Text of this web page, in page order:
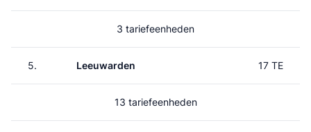
3 tariefeenheden
5. Leeuwarden 17 TE
13 tariefeenheden